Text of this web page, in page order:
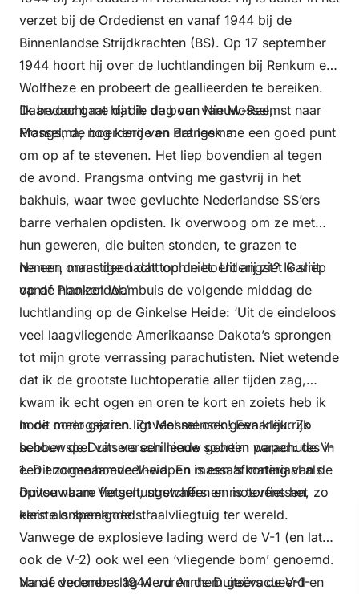
verzet bij de Ordedienst en vanaf 1944 bij de
Binnenlandse Strijdkrachten (BS). Op 17 september
1944 hoort hij over de luchtlandingen bij Renkum en
Wolfheze en probeert de geallieerden te bereiken.
Daarvoor gaat hij die dag van Nieuw-Reemst naar
Mossel, de boerderij van Prangsma:
‘Ik bedacht me dat ik de boer van Mossel,
Prangsma, nog kende en dat leek me een goed punt
om op af te stevenen. Het liep bovendien al tegen
de avond. Prangsma ontving me gastvrij in het
bakhuis, waar twee gevluchte Nederlandse SS’ers
barre verhalen opdisten. Ik overwoog om ze met
hun geweren, die buiten stonden, te grazen te
nemen, maar deed dat toch niet. Uit angst? Ik sliep
op de hooizolder.’
Na een onrustige nacht op de boerderij ziet Garrit
vanaf Planken Wambuis de volgende middag de
luchtlanding op de Ginkelse Heide: ‘Uit de eindeloos
veel laagvliegende Amerikaanse Dakota’s sprongen
tot mijn grote verrassing parachutisten. Niet wetende
dat ik de grootste luchtoperatie aller tijden zag,
kwam ik echt ogen en oren te kort en zoiets heb ik
nooit meer gezien. Zoveel mensen! Een kleurrijk
schouwspel van verschillende soorten parachutes in
een enorme hoeveelheid. En massa’s materiaal als
opvouwbare fietsen, stretchers en motorfietsen, zo
klein als speelgoed…’
In de oorlogsjaren ligt Mossel ook gevaarlijk. Zo
hebben de Duitsers een nieuw geheim wapen: de V-
1. Dit zogenaamde V-wapen is een afkorting van de
Duitse naam Vergeltungswaffen en is tevens het
eerste onbemande straalvliegtuig ter wereld.
Vanwege de explosieve lading werd de V-1 (en later
ook de V-2) ook wel een ‘vliegende bom’ genoemd.
Vanaf december 1944 vuren de Duitsers de V-1-
Na de verloren slag werd Arnhem geëvacueerd en